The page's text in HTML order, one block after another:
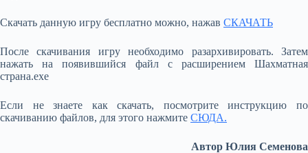
Скачать данную игру бесплатно можно, нажав СКАЧАТЬ
После скачивания игру необходимо разархивировать. Затем
нажать на появившийся файл с расширением Шахматная
страна.exe
Если не знаете как скачать, посмотрите инструкцию по
скачиванию файлов, для этого нажмите СЮДА.
Автор Юлия Семенова